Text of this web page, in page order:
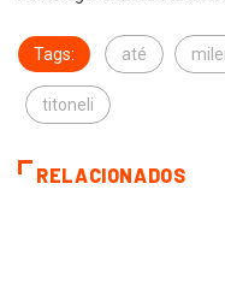
Tags: até
titoneli
RELACIONADOS